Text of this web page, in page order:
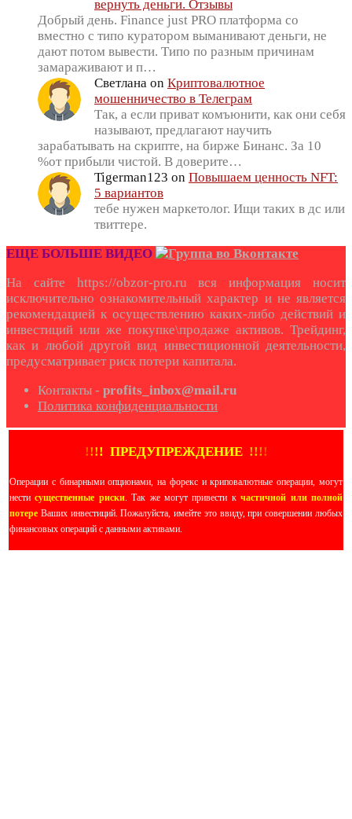
вернуть деньги. Отзывы
Добрый день. Finance just PRO платформа со
вместно с типо куратором выманивают деньги, не
дают потом вывести. Типо по разным причинам
замараживают и п…
Светлана on Криптовалютное
мошенничество в Телеграм
Так, а если приват комъюнити, как они себя
называют, предлагают научить
зарабатывать на скрипте, на бирже Бинанс. За 10
%от прибыли чистой. В доверите…
Tigerman123 on Повышаем ценность NFT:
5 вариантов
тебе нужен маркетолог. Ищи таких в дс или
твиттере.
ЕЩЕ БОЛЬШЕ ВИДЕО
На сайте https://obzor-pro.ru вся информация носит
исключительно ознакомительный характер и не является
рекомендацией к осуществлению каких-либо действий и
инвестиций или же покупке\продаже активов. Трейдинг,
как и любой другой вид инвестиционной деятельности,
предусматривает риск потери капитала.
Контакты - profits_inbox@mail.ru
Политика конфиденциальности
!!!! ПРЕДУПРЕЖДЕНИЕ !!!!
Операции с бинарными опционами, на форекс и криповалютные операции, могут
нестисущественные риски. Так же могут привести кчастичной или полной
потере Ваших инвестиций. Пожалуйста, имейте это ввиду, при совершении любых
финансовых операций с данными активами.